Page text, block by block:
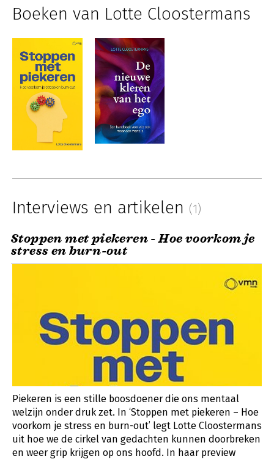
Boeken van Lotte Cloostermans
Interviews en artikelen (1)
Stoppen met piekeren - Hoe voorkom je
stress en burn-out
Piekeren is een stille boosdoener die ons mentaal
welzijn onder druk zet. In ‘Stoppen met piekeren – Hoe
voorkom je stress en burn-out’ legt Lotte Cloostermans
uit hoe we de cirkel van gedachten kunnen doorbreken
en weer grip krijgen op ons hoofd. In haar preview